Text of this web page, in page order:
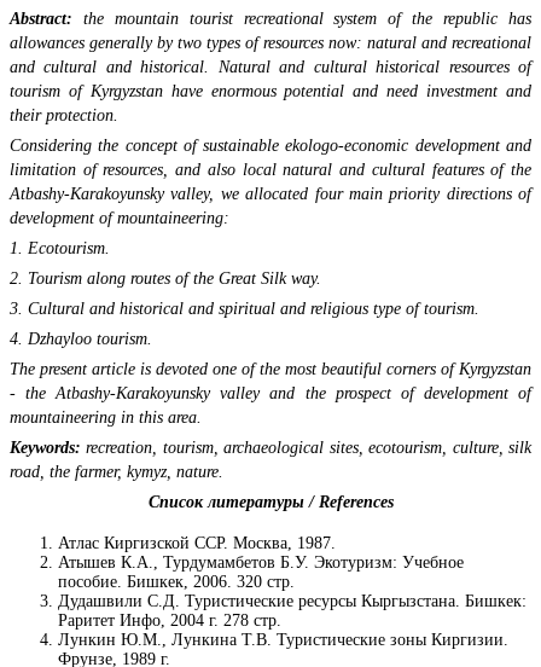
Abstract: the mountain tourist recreational system of the republic has
allowances generally by two types of resources now: natural and recreational
and cultural and historical. Natural and cultural historical resources of
tourism of Kyrgyzstan have enormous potential and need investment and
their protection.
Considering the concept of sustainable ekologo-economic development and
limitation of resources, and also local natural and cultural features of the
Atbashy-Karakoyunsky valley, we allocated four main priority directions of
development of mountaineering:
1. Ecotourism.
2. Tourism along routes of the Great Silk way.
3. Cultural and historical and spiritual and religious type of tourism.
4. Dzhayloo tourism.
The present article is devoted one of the most beautiful corners of Kyrgyzstan
- the Atbashy-Karakoyunsky valley and the prospect of development of
mountaineering in this area.
Keywords: recreation, tourism, archaeological sites, ecotourism, culture, silk
road, the farmer, kymyz, nature.
Список литературы / References
Атлас Киргизской ССР. Москва, 1987.
Атышев К.А., Турдумамбетов Б.У. Экотуризм: Учебное
пособие. Бишкек, 2006. 320 стр.
Дудашвили С.Д. Туристические ресурсы Кыргызстана. Бишкек:
Раритет Инфо, 2004 г. 278 стр.
Лункин Ю.M., Лункина Т.В. Туристические зоны Киргизии.
Фрунзе, 1989 г.